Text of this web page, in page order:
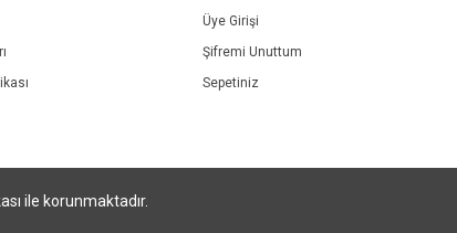
TABLET 600 MG x 120 Reishi Mantarı
Üye Girişi
Şifremi Unuttum
Sepetiniz
ile korunmaktadır.